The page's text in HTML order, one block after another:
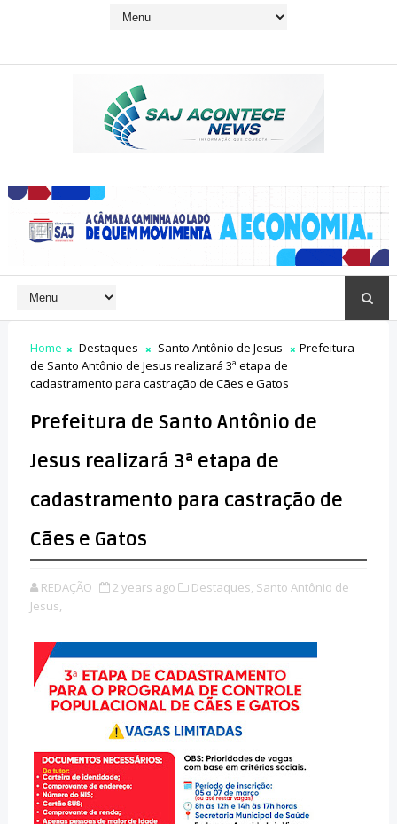
Home Destaques Santo Antônio de Jesus
Prefeitura
de Santo Antônio de Jesus realizará 3ª etapa de
cadastramento para castração de Cães e Gatos
Prefeitura de Santo Antônio de
Jesus realizará 3ª etapa de
cadastramento para castração de
Cães e Gatos
REDAÇÃO 2 years ago Destaques, Santo Antônio de
Jesus,